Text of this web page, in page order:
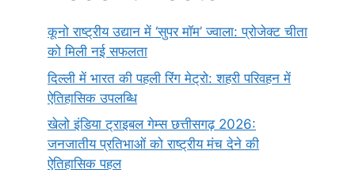
कूनो राष्ट्रीय उद्यान में ‘सुपर मॉम’ ज्वाला: प्रोजेक्ट चीता
को मिली नई सफलता
दिल्ली में भारत की पहली रिंग मेट्रो: शहरी परिवहन में
ऐतिहासिक उपलब्धि
खेलो इंडिया ट्राइबल गेम्स छत्तीसगढ़ 2026:
जनजातीय प्रतिभाओं को राष्ट्रीय मंच देने की
ऐतिहासिक पहल